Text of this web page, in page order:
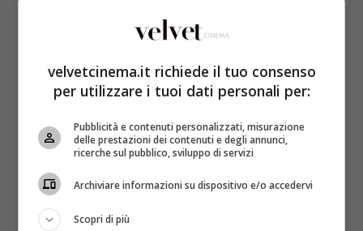
velvetcinema.it richiede il tuo consenso
per utilizzare i tuoi dati personali per:
Pubblicità e contenuti personalizzati, misurazione
delle prestazioni dei contenuti e degli annunci,
ricerche sul pubblico, sviluppo di servizi
Archiviare informazioni su dispositivo e/o accedervi
Scopri di più